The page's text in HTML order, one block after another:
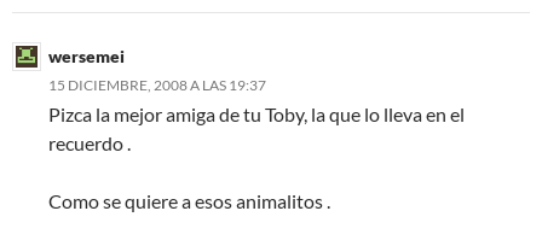
wersemei
15 DICIEMBRE, 2008 A LAS 19:37
Pizca la mejor amiga de tu Toby, la que lo lleva en el
recuerdo .
Como se quiere a esos animalitos .